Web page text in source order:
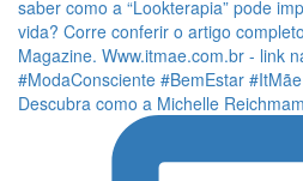
Descubra como a Michelle